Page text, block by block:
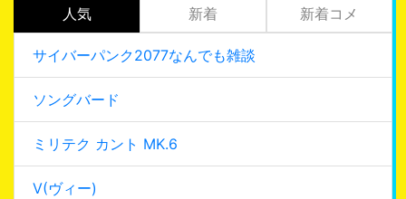
人気 新着 新着コメ
サイバーパンク2077なんでも雑談
ソングバード
ミリテク カント MK.6
V(ヴィー)